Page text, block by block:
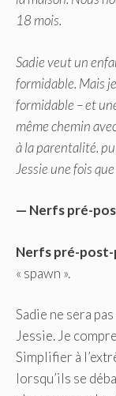
18 mois.
Sadie veut un
formidable. Mais
formidable – et
même chemin
à la parentalité.
Jessie une fois
— Nerfs pré-
Nerfs pré-
« spawn ».
Sadie ne sera
Jessie. Je
Simplifier à
lorsqu’ils se